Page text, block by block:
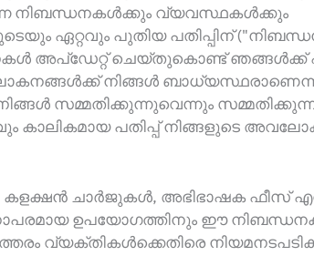
നിബന്ധനകൾക്കും വ്യവസ്ഥകൾക്കും
ഏറ്റവും പുതിയ പതിപ്പിന്
അപ്‌ഡേറ്റ് ചെയ്തുകൊണ്ട് ഞങ്ങൾക്ക്
നിങ്ങൾ
സമ്മതിക്കുന്നുവെന്നും
പതിപ്പ് നിങ്ങളുടെ
ചാർജുകൾ, അഭിഭാഷക ഫീസ്
ഉപയോഗത്തിനും ഈ
വ്യക്തികൾക്കെതിരെ